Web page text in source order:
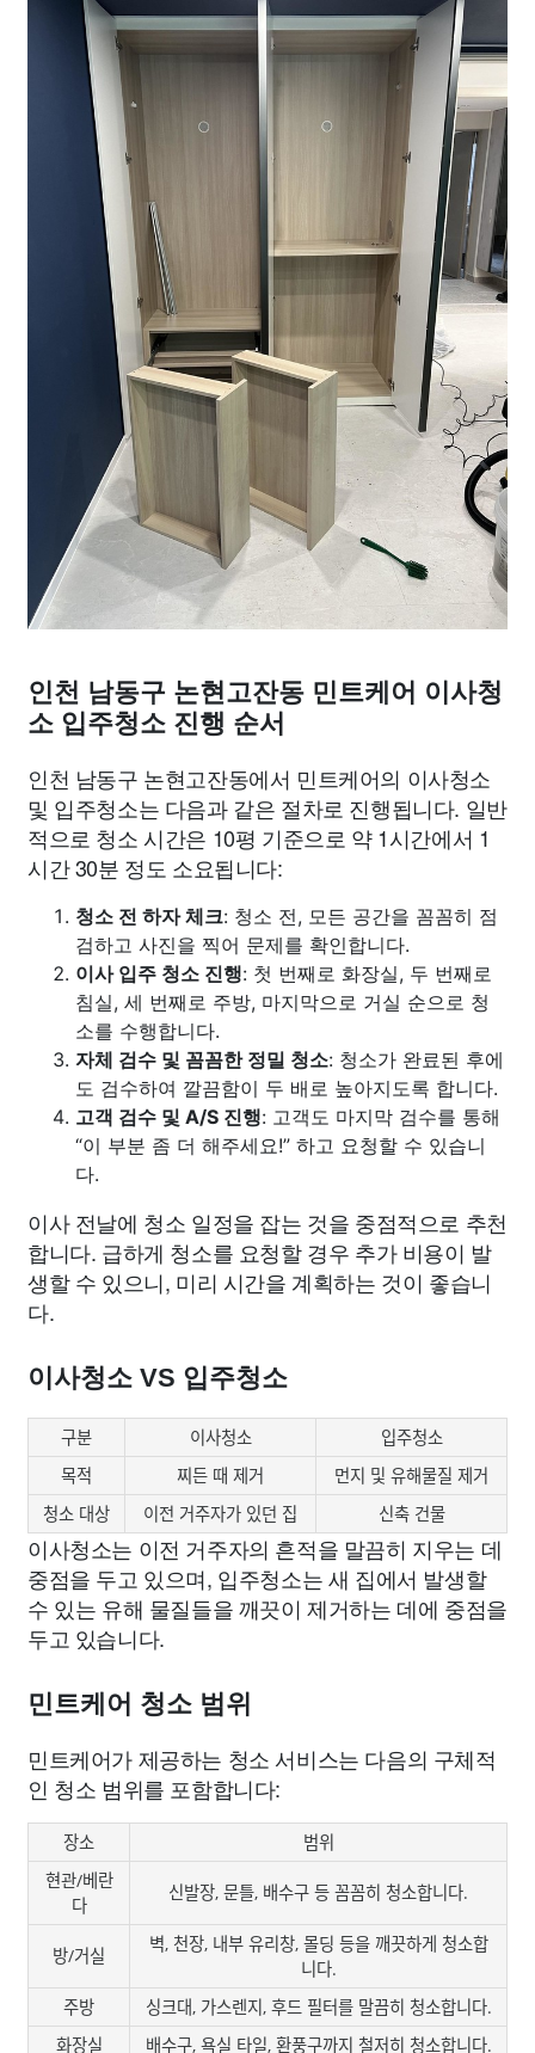
인천 남동구 논현고잔동 민트케어 이사청
소 입주청소 진행 순서
인천 남동구 논현고잔동에서 민트케어의 이사청소
및 입주청소는 다음과 같은 절차로 진행됩니다. 일반
적으로 청소 시간은 10평 기준으로 약 1시간에서 1
시간 30분 정도 소요됩니다:
청소 전 하자 체크: 청소 전, 모든 공간을 꼼꼼히 점
검하고 사진을 찍어 문제를 확인합니다.
이사 입주 청소 진행: 첫 번째로 화장실, 두 번째로
침실, 세 번째로 주방, 마지막으로 거실 순으로 청
소를 수행합니다.
자체 검수 및 꼼꼼한 정밀 청소: 청소가 완료된 후에
도 검수하여 깔끔함이 두 배로 높아지도록 합니다.
고객 검수 및 A/S 진행: 고객도 마지막 검수를 통해
“이 부분 좀 더 해주세요!” 하고 요청할 수 있습니
다.
이사 전날에 청소 일정을 잡는 것을 중점적으로 추천
합니다. 급하게 청소를 요청할 경우 추가 비용이 발
생할 수 있으니, 미리 시간을 계획하는 것이 좋습니
다.
이사청소 VS 입주청소
구분 이사청소
입주청소
목적
찌든 때 제거
먼지 및 유해물질 제거
청소 대상
이전 거주자가 있던 집 신축 건물
이사청소는 이전 거주자의 흔적을 말끔히 지우는 데
중점을 두고 있으며, 입주청소는 새 집에서 발생할
수 있는 유해 물질들을 깨끗이 제거하는 데에 중점을
두고 있습니다.
민트케어 청소 범위
민트케어가 제공하는 청소 서비스는 다음의 구체적
인 청소 범위를 포함합니다:
장소
범위
현관/베란
다
신발장, 문틀, 배수구 등 꼼꼼히 청소합니다.
방/거실
벽, 천장, 내부 유리창, 몰딩 등을 깨끗하게 청소합
니다.
주방
싱크대, 가스렌지, 후드 필터를 말끔히 청소합니다.
화장실
배수구, 욕실 타일, 환풍구까지 철저히 청소합니다.